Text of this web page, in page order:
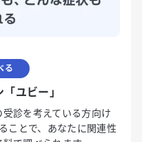
る
ユビー」
診を考えている方向け
ことで、あなたに関連性